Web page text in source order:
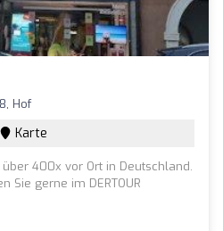
Hof
Karte
400x vor Ort in Deutschland.
Sie gerne im DERTOUR